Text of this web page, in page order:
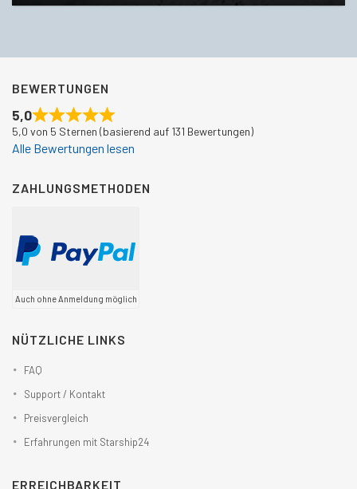
BEWERTUNGEN
5,0
5,0 von 5 Sternen (basierend auf 131 Bewertungen)
Alle Bewertungen lesen
ZAHLUNGSMETHODEN
Auch ohne Anmeldung möglich
NÜTZLICHE LINKS
FAQ
Support / Kontakt
Preisvergleich
Erfahrungen mit Starship24
ERREICHBARKEIT